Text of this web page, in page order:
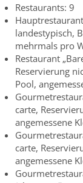
Restaurants: 9
landestypisch,
mehrmals pro
Restaurant
Reservierung
Pool,
carte,
angemessene
carte,
angemessene